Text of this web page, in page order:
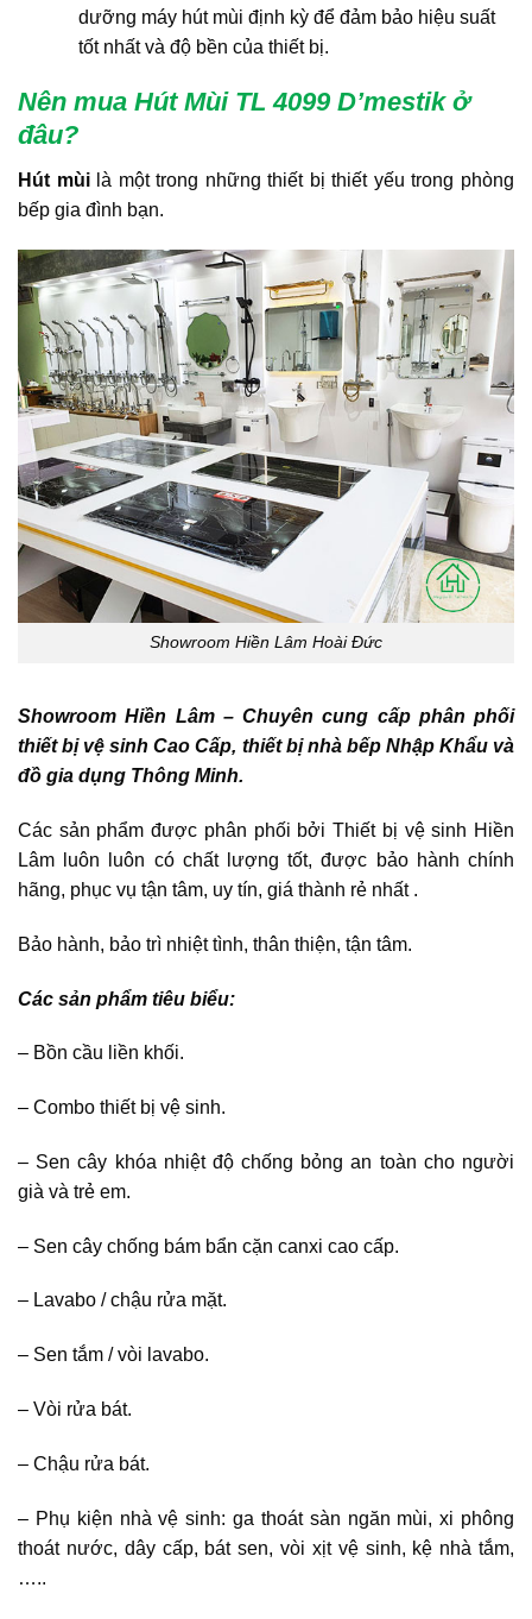
dưỡng máy hút mùi định kỳ để đảm bảo hiệu suất
tốt nhất và độ bền của thiết bị.
Nên mua Hút Mùi TL 4099 D’mestikở
đâu?
Hút mùilà một trong những thiết bị thiết yếu trong phòng
bếp gia đình bạn.
Showroom Hiền Lâm Hoài Đức
Showroom Hiền Lâm – Chuyên cung cấp phân phối
thiết bị vệ sinh Cao Cấp, thiết bị nhà bếp Nhập Khẩu và
đồ gia dụng Thông Minh.
Các sản phẩm được phân phối bởi Thiết bị vệ sinh Hiền
Lâm luôn luôn có chất lượng tốt, được bảo hành chính
hãng, phục vụ tận tâm, uy tín, giá thành rẻ nhất .
Bảo hành, bảo trì nhiệt tình, thân thiện, tận tâm.
Các sản phẩm tiêu biểu:
– Bồn cầu liền khối.
– Combo thiết bị vệ sinh.
– Sen cây khóa nhiệt độ chống bỏng an toàn cho người
già và trẻ em.
– Sen cây chống bám bẩn cặn canxi cao cấp.
– Lavabo / chậu rửa mặt.
– Sen tắm / vòi lavabo.
– Vòi rửa bát.
– Chậu rửa bát.
– Phụ kiện nhà vệ sinh: ga thoát sàn ngăn mùi, xi phông
thoát nước, dây cấp, bát sen, vòi xịt vệ sinh, kệ nhà tắm,
…..